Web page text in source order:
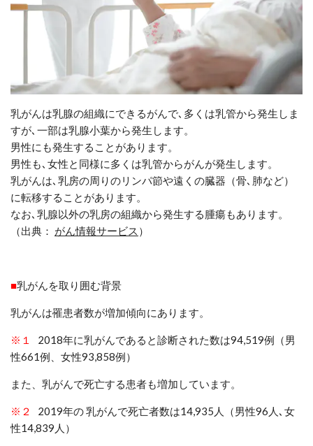
乳がんは乳腺の組織にできるがんで､多くは乳管から発生しま
すが､ 一部は乳腺小葉から発生します。
男性にも発生することがあります。
男性も､ 女性と同様に多くは乳管からがんが発生します。
乳がんは､ 乳房の周りのリンパ節や遠くの臓器（骨､ 肺など）
に転移することがあります。
なお､ 乳腺以外の乳房の組織から発生する腫瘍もあります。
（出典： がん情報サービス ）
■乳がんを取り囲む背景
乳がんは罹患者数が増加傾向にあります。
※１ 2018年に乳がんであると診断された数は94,519例（男
性661例、女性93,858例）
また、乳がんで死亡する患者も増加しています。
※２ 2019年の 乳がんで死亡者数は14,935 人（男性96 人 ､ 女
性14,839 人）